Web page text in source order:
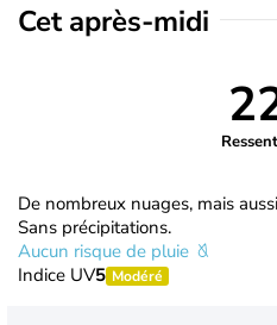
Cet après-midi
De nombreux nuages, mais
Sans précipitations.
Aucun risque de pluie
Indice UV5 Modéré